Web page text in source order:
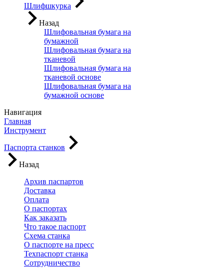
Шлифшкурка
Назад
Шлифовальная бумага на
бумажной
Шлифовальная бумага на
тканевой
Шлифовальная бумага на
тканевой основе
Шлифовальная бумага на
бумажной основе
Навигация
Главная
Инструмент
Паспорта станков
Назад
Архив паспартов
Доставка
Оплата
О паспортах
Как заказать
Что такое паспорт
Схема станка
О паспорте на пресс
Техпаспорт станка
Сотрудничество